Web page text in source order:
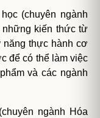
(chuyên ngành
những kiến thức từ
năng thực hành cơ
để có thể làm việc
và các ngành
ngành Hóa